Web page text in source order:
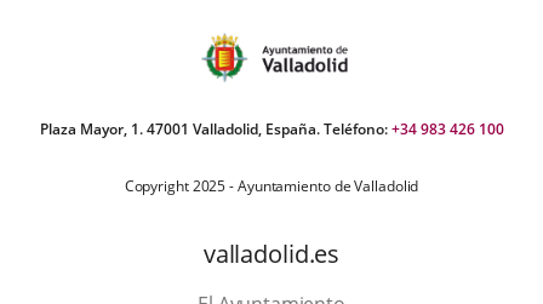
Plaza Mayor, 1. 47001 Valladolid, España. Teléfono:+34 983 426 100
Copyright 2025 - Ayuntamiento de Valladolid
valladolid.es